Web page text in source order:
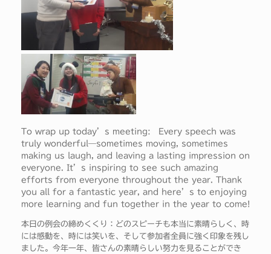
To wrap up today’s meeting: Every speech was
truly wonderful—sometimes moving, sometimes
making us laugh, and leaving a lasting impression on
everyone. It’s inspiring to see such amazing
efforts from everyone throughout the year. Thank
you all for a fantastic year, and here’s to enjoying
more learning and fun together in the year to come!
本日の例会の締めくくり：どのスピーチも本当に素晴らしく、時
には感動を、時には笑いを、そして参加者全員に強く印象を残し
ました。今年一年、皆さんの素晴らしい努力を見ることができ